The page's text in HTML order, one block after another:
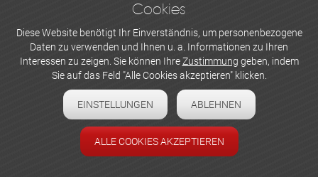
WERBEN UND INSERIEREN
Newsletter abonnieren
Datenschutzerklärung
Cookie-Einstellungen
Cookies
Diese Website benötigt Ihr Einverständnis, um personenbezogene
Daten zu verwenden und Ihnen u. a. Informationen zu Ihren
Interessen zu zeigen. Sie können IhreZustimmung geben, indem
Sie auf das Feld "Alle Cookies akzeptieren" klicken.
EINSTELLUNGEN ABLEHNEN
ALLE COOKIES AKZEPTIEREN